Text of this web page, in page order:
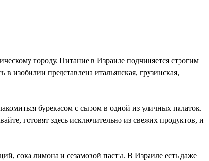
городу. Питание в Израиле подчиняется строгим
изобилии представлена итальянская, грузинская,
бурекасом с сыром в одной из уличных палаток.
готовят здесь исключительно из свежих продуктов, и
сока лимона и сезамовой пасты. В Израиле есть даже